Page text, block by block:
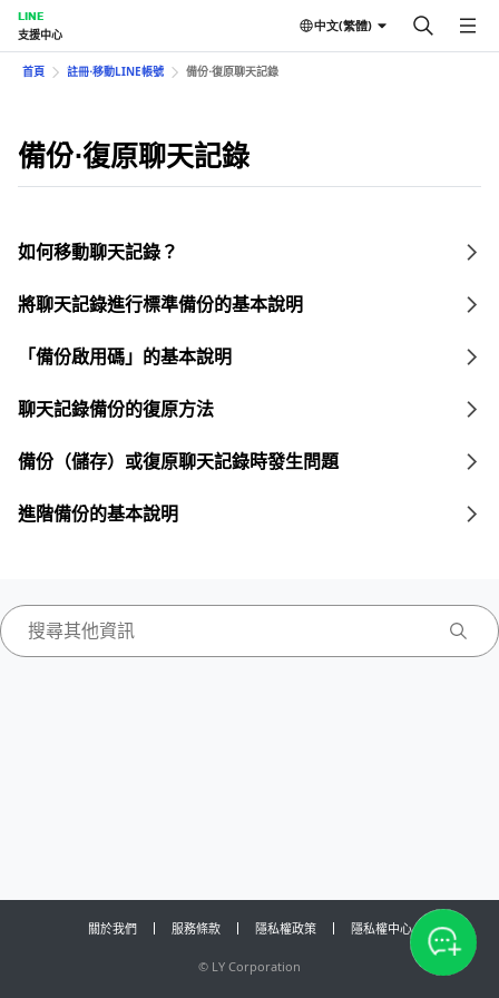
LINE
支援中心
中文(繁體)
首頁 註冊⋅移動LINE帳號 備份⋅復原聊天記錄
備份⋅復原聊天記錄
如何移動聊天記錄？
將聊天記錄進行標準備份的基本說明
「備份啟用碼」的基本說明
聊天記錄備份的復原方法
備份（儲存）或復原聊天記錄時發生問題
進階備份的基本說明
關於我們 服務條款 隱私權政策 隱私權中心
© LY Corporation